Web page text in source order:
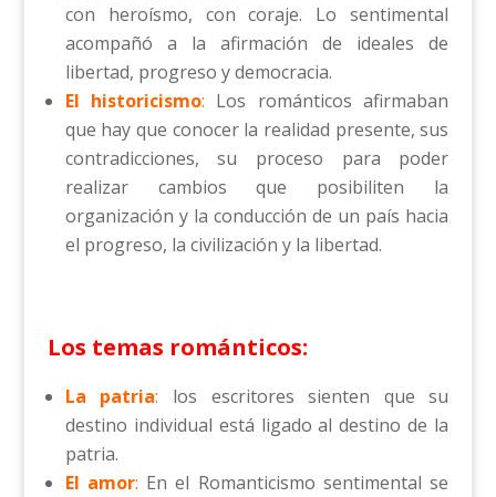
con heroísmo, con coraje. Lo sentimental
acompañó a la afirmación de ideales de
libertad, progreso y democracia.
El historicismo: Los románticos afirmaban
que hay que conocer la realidad presente, sus
contradicciones, su proceso para poder
realizar cambios que posibiliten la
organización y la conducción de un país hacia
el progreso, la civilización y la libertad.
Los temas románticos:
La patria: los escritores sienten que su
destino individual está ligado al destino de la
patria.
El amor: En el Romanticismo sentimental se